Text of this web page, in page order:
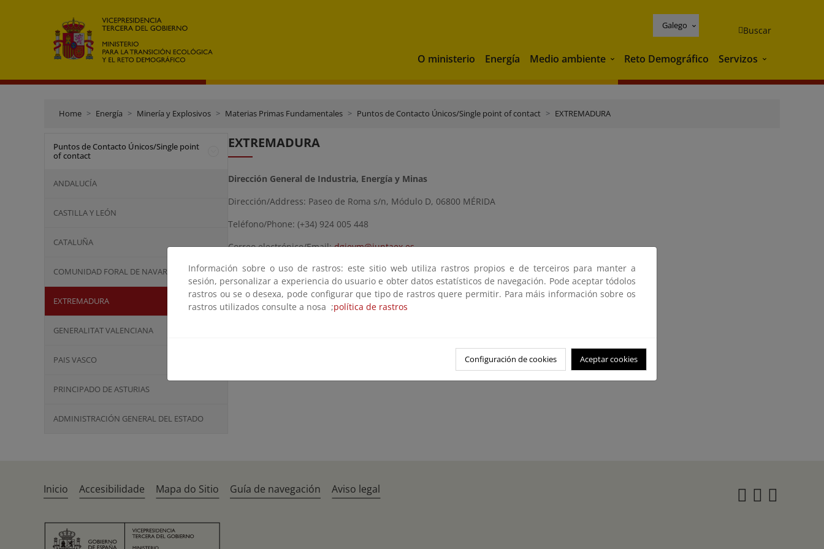
Galego Buscar
O ministerio Energía Medio ambiente Medio ambiente
Reto Demográfico Servizos Servizos
Home Energía Minería y Explosivos Materias Primas Fundamentales Puntos de Contacto Únicos/Single point of contact EXTREMADURA
Puntos de Contacto Únicos/Single point
of contact
ANDALUCÍA
CASTILLA Y LEÓN
CATALUÑA
COMUNIDAD FORAL DE NAVARRA
EXTREMADURA
GENERALITAT VALENCIANA
PAIS VASCO
PRINCIPADO DE ASTURIAS
ADMINISTRACIÓN GENERAL DEL ESTADO
EXTREMADURA
Dirección General de Industria, Energía y Minas
Dirección/Address: Paseo de Roma s/n, Módulo D, 06800 MÉRIDA
Teléfono/Phone: (+34) 924 005 448
Correo electrónico/Email:dgieym@juntaex.es
Información sobre o uso de rastros: este sitio web utiliza rastros propios e de terceiros para manter a
sesión, personalizar a experiencia do usuario e obter datos estatísticos de navegación. Pode aceptar tódolos
rastros ou se o desexa, pode configurar que tipo de rastros quere permitir. Para máis información sobre os
rastros utilizados consulte a nosa ;política de rastros
Configuración de cookies Aceptar cookies
Inicio Accesibilidade Mapa do Sitio Guía de navegación Aviso legal Twitter